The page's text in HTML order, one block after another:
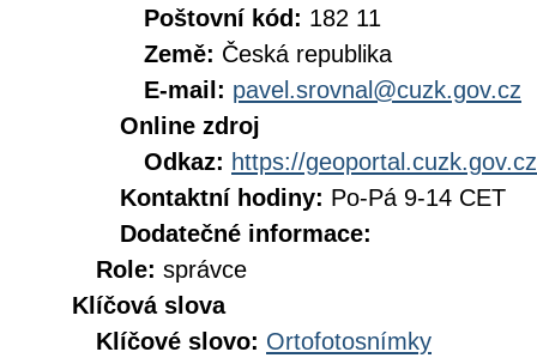
Poštovní kód: 182 11
Země: Česká republika
E-mail: pavel.srovnal@cuzk.gov.cz
Online zdroj
Odkaz: https://geoportal.cuzk.gov.cz
Kontaktní hodiny: Po-Pá 9-14 CET
Dodatečné informace:
Role: správce
Klíčová slova
Klíčové slovo: Ortofotosnímky